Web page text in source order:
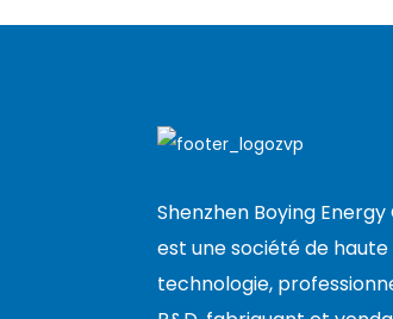
Shenzhen Boying Energy
est une société de haute
technologie,